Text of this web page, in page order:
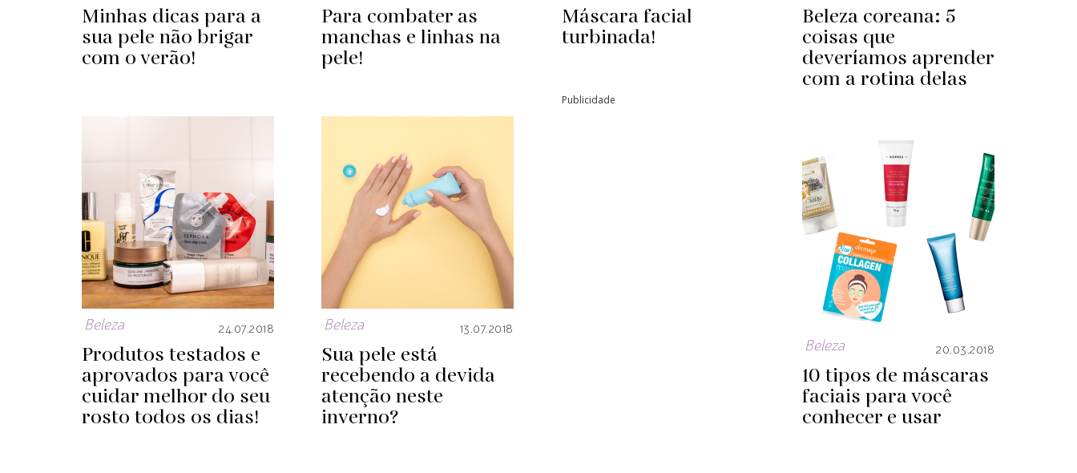
Minhas dicas para a
sua pele não brigar
com o verão!
Para combater as
manchas e linhas na
pele!
Máscara facial
turbinada!
Beleza coreana: 5
coisas que
deveríamos aprender
com a rotina delas
Publicidade
Beleza 24.07.2018
Produtos testados e
aprovados para você
cuidar melhor do seu
rosto todos os dias!
Beleza 13.07.2018
Sua pele está
recebendo a devida
atenção neste
inverno?
Beleza 20.03.2018
10 tipos de máscaras
faciais para você
conhecer e usar